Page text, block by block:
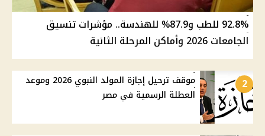
92.8% للطب و87.9% للهندسة.. مؤشرات تنسيق
الجامعات 2026 وأماكن المرحلة الثانية
2
موقف ترحيل إجازة المولد النبوي 2026 وموعد
العطلة الرسمية في مصر